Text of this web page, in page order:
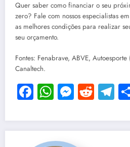
Quer saber como financiar o seu
zero? Fale com nossos especialistas
as melhores condições para realizar
seu orçamento.
Fontes: Fenabrave, ABVE,
Canaltech.
Facebook
WhatsApp